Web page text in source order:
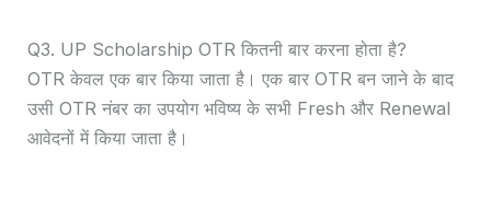
Q3. UP Scholarship OTR कितनी बार करना होता है?
OTR केवल एक बार किया जाता है। एक बार OTR बन जाने के बाद
उसी OTR नंबर का उपयोग भविष्य के सभी Fresh और Renewal
आवेदनों में किया जाता है।